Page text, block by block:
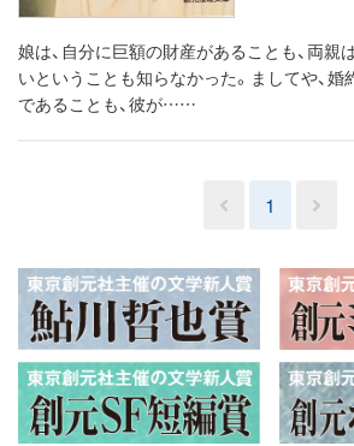
娘は、自分に巨額の財産があることも、両親
いということも知らなかった。ましてや、
であることも、彼が……
1